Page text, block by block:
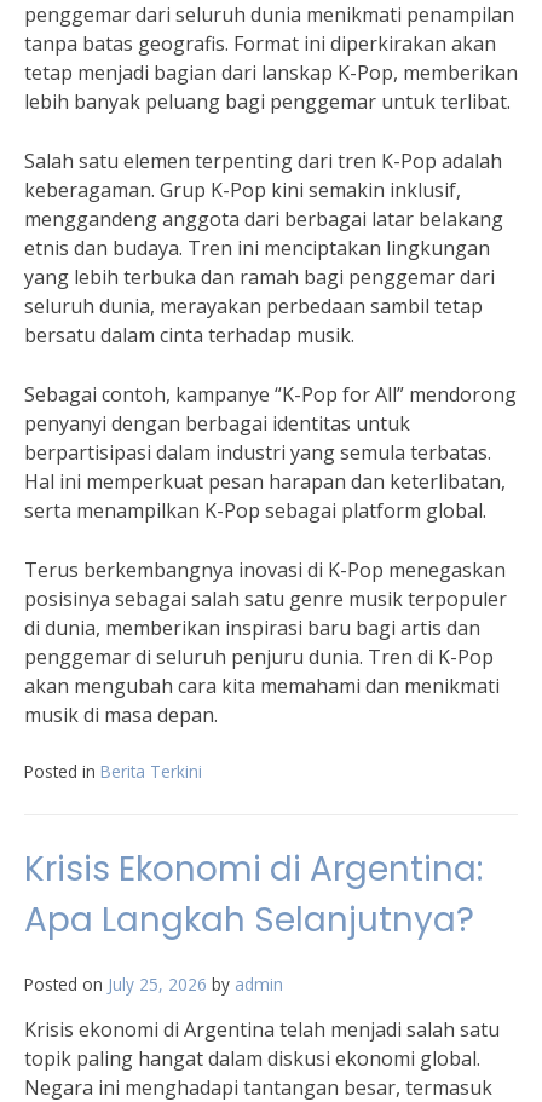
penggemar dari seluruh dunia menikmati penampilan
tanpa batas geografis. Format ini diperkirakan akan
tetap menjadi bagian dari lanskap K-Pop, memberikan
lebih banyak peluang bagi penggemar untuk terlibat.
Salah satu elemen terpenting dari tren K-Pop adalah
keberagaman. Grup K-Pop kini semakin inklusif,
menggandeng anggota dari berbagai latar belakang
etnis dan budaya. Tren ini menciptakan lingkungan
yang lebih terbuka dan ramah bagi penggemar dari
seluruh dunia, merayakan perbedaan sambil tetap
bersatu dalam cinta terhadap musik.
Sebagai contoh, kampanye “K-Pop for All” mendorong
penyanyi dengan berbagai identitas untuk
berpartisipasi dalam industri yang semula terbatas.
Hal ini memperkuat pesan harapan dan keterlibatan,
serta menampilkan K-Pop sebagai platform global.
Terus berkembangnya inovasi di K-Pop menegaskan
posisinya sebagai salah satu genre musik terpopuler
di dunia, memberikan inspirasi baru bagi artis dan
penggemar di seluruh penjuru dunia. Tren di K-Pop
akan mengubah cara kita memahami dan menikmati
musik di masa depan.
Posted in Berita Terkini
Krisis Ekonomi di Argentina:
Apa Langkah Selanjutnya?
Posted on July 25, 2026 by admin
Krisis ekonomi di Argentina telah menjadi salah satu
topik paling hangat dalam diskusi ekonomi global.
Negara ini menghadapi tantangan besar, termasuk